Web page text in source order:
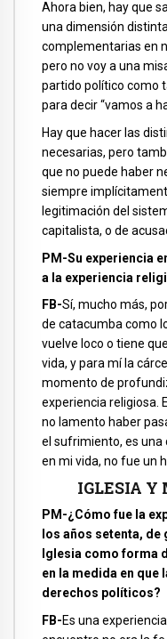
Ahora bien, hay que
una dimensión
complementarias en
pero no voy a una
partido político como
para decir “vamos a
Hay que hacer las
necesarias, pero
que no puede haber
siempre
legitimación del
capitalista, o de
PM-Su experiencia
a la experiencia
FB-Sí, mucho más,
de catacumba como
vuelve loco o tiene
vida, y para mí la
momento de
experiencia religiosa.
no lamento haber
el sufrimiento, es una
en mi vida, no fue un
IGLESIA Y
PM-¿Cómo fue la
los años setenta, de
Iglesia como forma
en la medida en que
derechos políticos?
FB-Es una